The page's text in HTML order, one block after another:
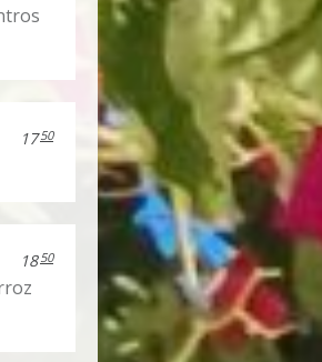
17 50
18 50